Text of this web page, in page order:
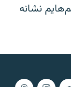
نشانه